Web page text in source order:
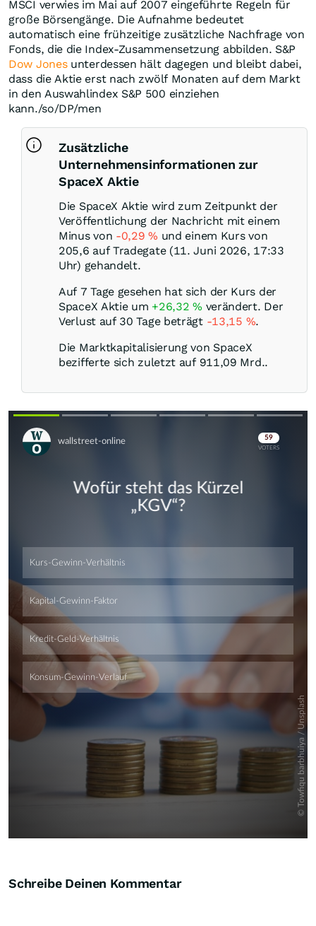
MSCI verwies im Mai auf 2007 eingeführte Regeln für
große Börsengänge. Die Aufnahme bedeutet
automatisch eine frühzeitige zusätzliche Nachfrage von
Fonds, die die Index-Zusammensetzung abbilden. S&P
Dow Jonesunterdessen hält dagegen und bleibt dabei,
dass die Aktie erst nach zwölf Monaten auf dem Markt
in den Auswahlindex S&P 500 einziehen
kann./so/DP/men
Zusätzliche
Unternehmensinformationen zur
SpaceX Aktie
Die SpaceX Aktie wird zum Zeitpunkt der
Veröffentlichung der Nachricht mit einem
Minus von -0,29% und einem Kurs von
205,6 auf Tradegate (11. Juni 2026, 17:33
Uhr) gehandelt.
Auf 7 Tage gesehen hat sich der Kurs der
SpaceX Aktie um +26,32% verändert. Der
Verlust auf 30 Tage beträgt -13,15 %.
Die Marktkapitalisierung von SpaceX
bezifferte sich zuletzt auf 911,09 Mrd..
Skip
Skip
Schreibe Deinen Kommentar